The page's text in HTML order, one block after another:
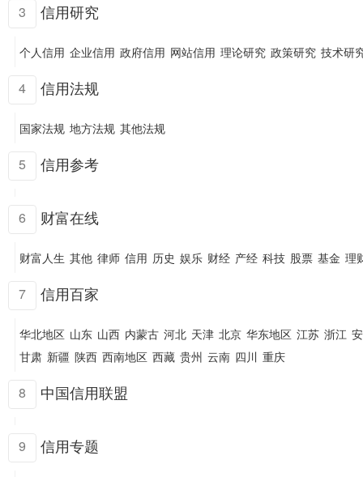
3 信用研究
个人信用 企业信用 政府信用 网站信用 理论研究 政策研究 技术研
4 信用法规
国家法规 地方法规 其他法规
5 信用参考
6 财富在线
财富人生 其他 律师 信用 历史 娱乐 财经 产经 科技 股票 基金 理
7 信用百家
华北地区 山东 山西 内蒙古 河北 天津 北京 华东地区 江苏 浙江
甘肃 新疆 陕西 西南地区 西藏 贵州 云南 四川 重庆
8 中国信用联盟
9 信用专题